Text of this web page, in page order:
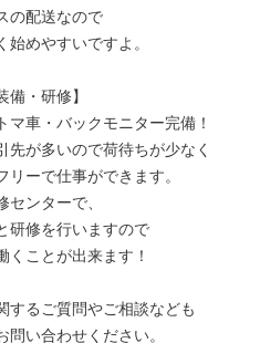
の配送なので
始めやすいですよ。
備・研修】
マ車・バックモニター完備！
先が多いので荷待ちが少なく
リーで仕事ができます。
センターで、
研修を行いますので
くことが出来ます！
するご質問やご相談なども
問い合わせください。